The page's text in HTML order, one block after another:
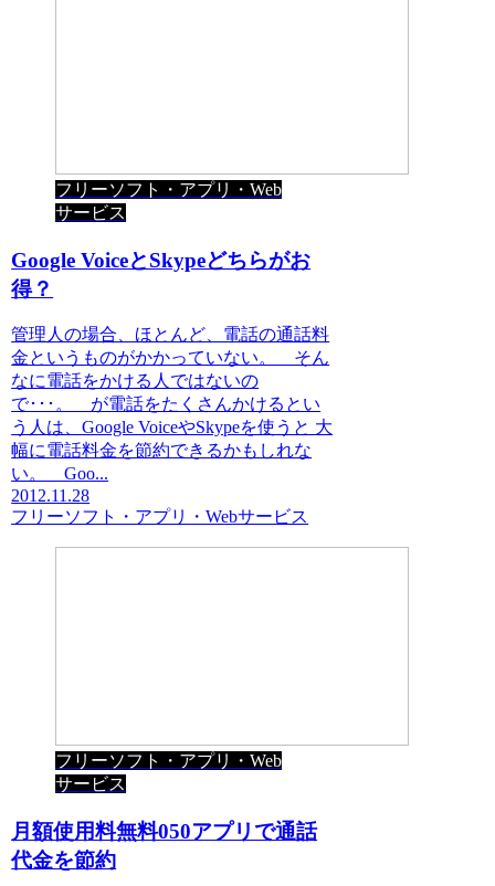
フリーソフト・アプリ・Web
サービス
Google VoiceとSkypeどちらがお
得？
管理人の場合、ほとんど、電話の通話料
金というものがかかっていない。 そん
なに電話をかける人ではないの
で･･･。 が電話をたくさんかけるとい
う人は、Google VoiceやSkypeを使うと 大
幅に電話料金を節約できるかもしれな
い。 Goo...
2012.11.28
フリーソフト・アプリ・Webサービス
フリーソフト・アプリ・Web
サービス
月額使用料無料050アプリで通話
代金を節約